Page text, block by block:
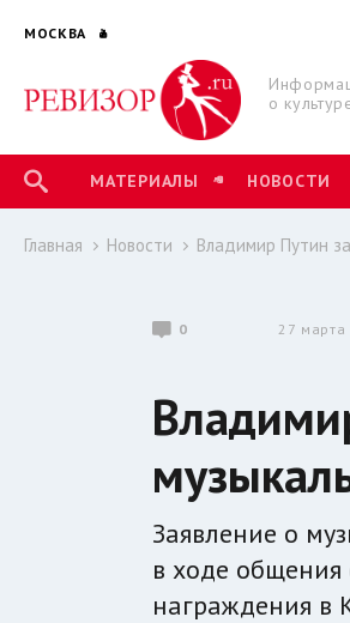
МОСКВА
о
МАТЕРИАЛЫ НОВОСТИ
Главная Новости Владимир Путин
0 27
Заявление о
в ходе
награждения в